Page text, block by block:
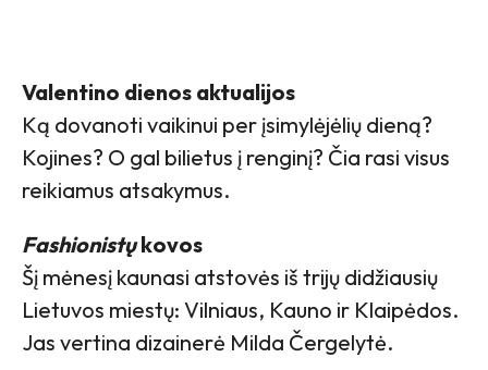
Valentino dienos aktualijos
Ką dovanoti vaikinui per įsimylėjėlių dieną?
Kojines? O gal bilietus į renginį? Čia rasi visus
reikiamus atsakymus.
Fashionistųkovos
Šį mėnesį kaunasi atstovės iš trijų didžiausių
Lietuvos miestų: Vilniaus, Kauno ir Klaipėdos.
Jas vertina dizainerė Milda Čergelytė.